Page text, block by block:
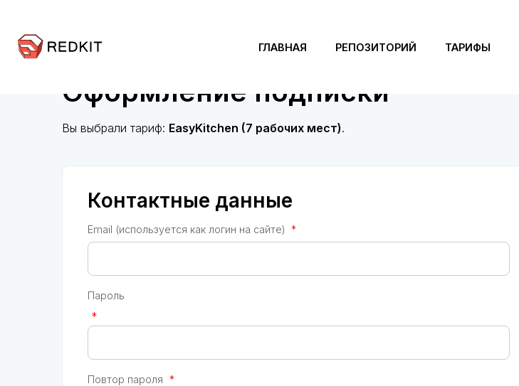
ГЛАВНАЯ РЕПОЗИТОРИЙ ТАРИФЫ
Оформление подписки
Вы выбрали тариф: EasyKitchen (7 рабочих мест).
Контактные данные
Email (используется как логин на сайте) *
Пароль
*
Повтор пароля *